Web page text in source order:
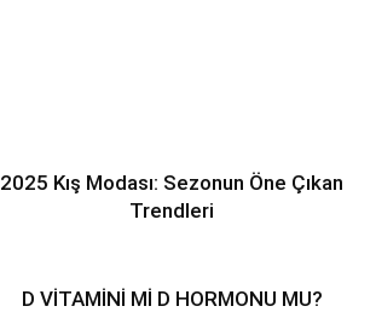
2025 Kış Modası: Sezonun Öne Çıkan
Trendleri
D VİTAMİNİ Mİ D HORMONU MU?